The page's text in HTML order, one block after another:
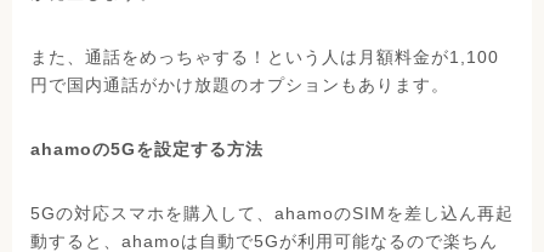
また、通話をめっちゃする！という人は月額料金が1,100
円で国内通話がかけ放題のオプションもあります。
ahamoの5Gを設定する方法
5Gの対応スマホを購入して、ahamoのSIMを差し込ん再起
動すると、ahamoは自動で5Gが利用可能なるので楽ちん